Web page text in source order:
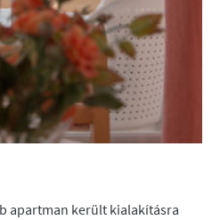
apartman került kialakításra